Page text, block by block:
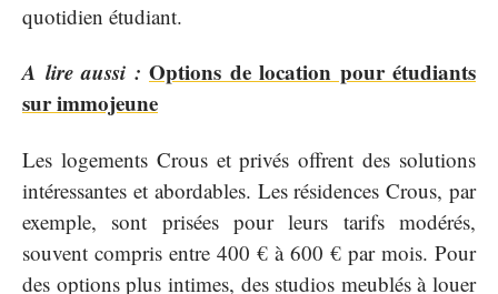
quotidien étudiant.
A lire aussi : Options de location pour étudiants
sur immojeune
Les logements Crous et privés offrent des solutions
intéressantes et abordables. Les résidences Crous, par
exemple, sont prisées pour leurs tarifs modérés,
souvent compris entre 400 € à 600 € par mois. Pour
des options plus intimes, des studios meublés à louer